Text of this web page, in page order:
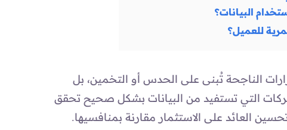
البيانات؟
للعميل؟
الناجحة تُبنى على الحدس أو التخمين، بل
التي تستفيد من البيانات بشكل صحيح تحقق
العائد على الاستثمار مقارنة بمنافسيها.